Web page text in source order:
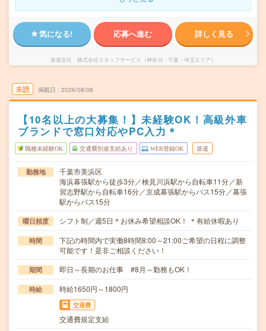
気になる! 応募へ進む 詳しく見る
派遣会社 株式会社スタッフサービス（神奈川・千葉・埼玉エリア）
未読 掲載日 2026/08/08
【10名以上の大募集！】未経験OK！高級外車
ブランドで窓口対応やPC入力＊
職種未経験OK 交通費別途支給あり WEB登録OK 派遣
勤務地
千葉市美浜区
海浜幕張駅から徒歩3分／検見川浜駅から自転車11分／新
習志野駅から自転車16分／京成幕張駅からバス15分／幕張
駅からバス15分
曜日頻度 シフト制／週5日＊お休み希望相談OK！ ＊有給休暇あり
時間
下記の時間内で実働8時間8:00～21:00ご希望の日程に調整
可能です！是非ご相談ください！
期間 即日～長期のお仕事 #8月～勤務もOK！
時給 時給1650円～1800円
交通費
交通費規定支給